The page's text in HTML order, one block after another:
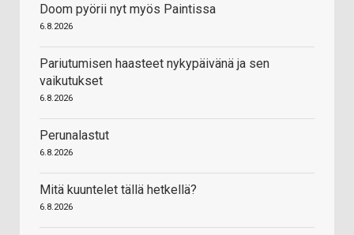
Doom pyörii nyt myös Paintissa
6.8.2026
Pariutumisen haasteet nykypäivänä ja sen
vaikutukset
6.8.2026
Perunalastut
6.8.2026
Mitä kuuntelet tällä hetkellä?
6.8.2026